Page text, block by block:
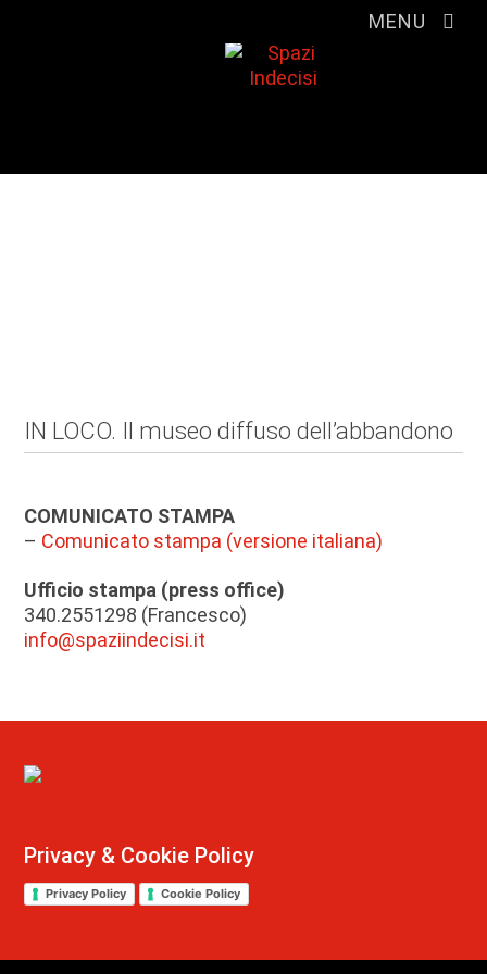
MENU
IN LOCO. Il museo diffuso dell’abbandono
COMUNICATO STAMPA
– Comunicato stampa (versione italiana)
Ufficio stampa (press office)
340.2551298 (Francesco)
info@spaziindecisi.it
Privacy & Cookie Policy
Privacy Policy Cookie Policy